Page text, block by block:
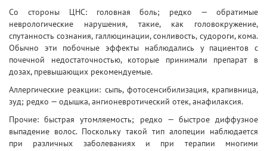
Со стороны ЦНС: головная боль; редко — обратимые
неврологические нарушения, такие, как головокружение,
спутанность сознания, галлюцинации, сонливость, судороги, кома.
Обычно эти побочные эффекты наблюдались у пациентов с
почечной недостаточностью, которые принимали препарат в
дозах, превышающих рекомендуемые.
Аллергические реакции: сыпь, фотосенсибилизация, крапивница,
зуд; редко — одышка, ангионевротический отек, анафилаксия.
Прочие: быстрая утомляемость; редко — быстрое диффузное
выпадение волос. Поскольку такой тип алопеции наблюдается
при различных заболеваниях и при терапии многими